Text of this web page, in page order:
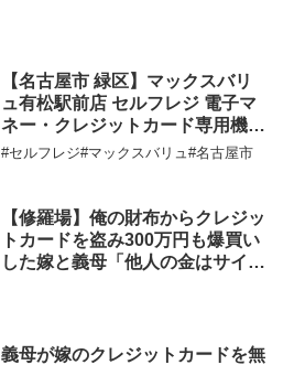
【名古屋市 緑区】マックスバリ
ュ有松駅前店 セルフレジ 電子マ
ネー・クレジットカード専用機
（WAON POINT ＆ Visaタッチ決
#セルフレジ#マックスバリュ#名古屋市
【修羅場】俺の財布からクレジッ
トカードを盗み300万円も爆買い
した嫁と義母「他人の金はサイコ
義母が嫁のクレジットカードを無